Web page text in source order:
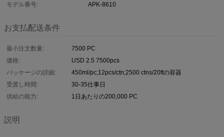
モデル番号:
APK-8610
お支払配送条件
最小注文数量:
7500 PC
価格:
USD 2.5 7500pcs
パッケージの詳細:
450ml/pc;12pcs/ctn;2500 ctns/20ftの容器
受渡し時間:
30-35仕事日
供給の能力:
1日あたりの200,000 PC
説明